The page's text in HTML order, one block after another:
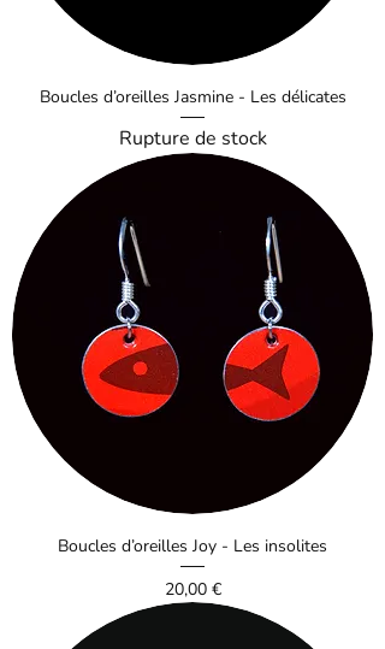
Boucles d’oreilles Jasmine - Les délicates
Rupture de stock
Boucles d’oreilles Joy - Les insolites
Prix
20,00 €